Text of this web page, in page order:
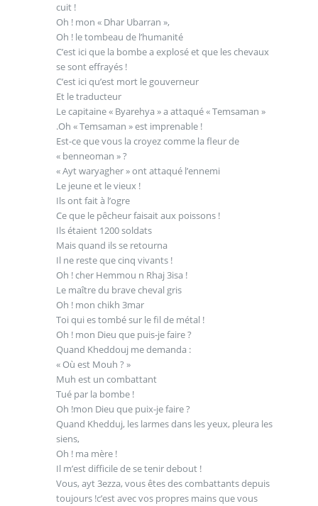
cuit !
Oh ! mon « Dhar Ubarran »,
Oh ! le tombeau de l’humanité
C’est ici que la bombe a explosé et que les chevaux
se sont effrayés !
C’est ici qu’est mort le gouverneur
Et le traducteur
Le capitaine « Byarehya » a attaqué « Temsaman »
.Oh « Temsaman » est imprenable !
Est-ce que vous la croyez comme la fleur de
« benneoman » ?
« Ayt waryagher » ont attaqué l’ennemi
Le jeune et le vieux !
Ils ont fait à l’ogre
Ce que le pêcheur faisait aux poissons !
Ils étaient 1200 soldats
Mais quand ils se retourna
Il ne reste que cinq vivants !
Oh ! cher Hemmou n Rhaj 3isa !
Le maître du brave cheval gris
Oh ! mon chikh 3mar
Toi qui es tombé sur le fil de métal !
Oh ! mon Dieu que puis-je faire ?
Quand Kheddouj me demanda :
« Où est Mouh ? »
Muh est un combattant
Tué par la bombe !
Oh !mon Dieu que puix-je faire ?
Quand Khedduj, les larmes dans les yeux, pleura les
siens,
Oh ! ma mère !
Il m’est difficile de se tenir debout !
Vous, ayt 3ezza, vous êtes des combattants depuis
toujours !c’est avec vos propres mains que vous